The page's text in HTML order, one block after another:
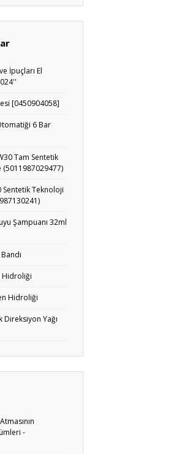
İpuçları El
[0450904058]
6 Bar
Tam Sentetik
(5011987029477)
Sentetik Teknoloji
Şampuanı 32ml
Hidroliği
Hidroliği
Yağı
-